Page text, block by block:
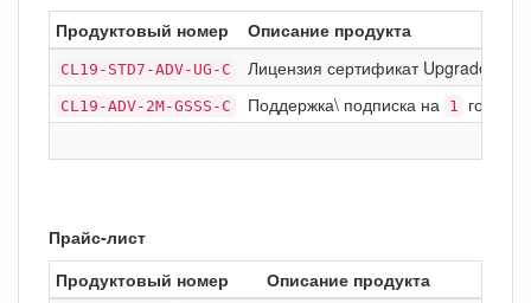
Продуктовый номер
Описание продукта
CL19-STD7-ADV-UG-C Лицензия сертификат Upgrade:
CL19-ADV-2M-GSSS-C Поддержка\ подписка на 1 год
Прайс-лист
Продуктовый номер
Описание продукта